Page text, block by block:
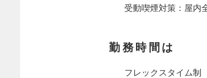
受動喫煙対策：屋内
勤務時間は
フレックスタイム制